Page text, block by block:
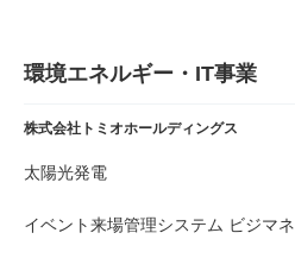
環境エネルギー・IT事業
株式会社トミオホールディングス
太陽光発電
イベント来場管理システム ビジマネ